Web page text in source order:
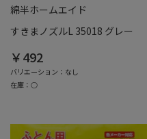
綿半ホームエイド
すきまノズルL 35018 グレー
￥492
バリエーション：なし
在庫：○